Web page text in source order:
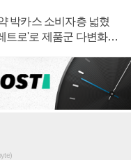
박카스 소비자층 넓혔
트로'로 제품군 다변화